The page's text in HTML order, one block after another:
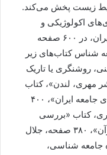
زیست پخش می‌کند.
اکولوژیکی و
چالش‌های زیست محیطی در جهان و ایران، در ۶۰۰ صفحه
شناس کتاب‌های زیر
روشنگری یا تاریک
نشر مهری، لندن»، کتاب
«جامعه شناسی آسیب‌ها و دگرگونی‌های جامعه ایران»، ۴۰۰
کتاب «بررسی
تاریخی، هرمنوتیک و جامعه شناسی قرآن»، ۳۸۰ صفحه، جلال
جامعه شناسی،